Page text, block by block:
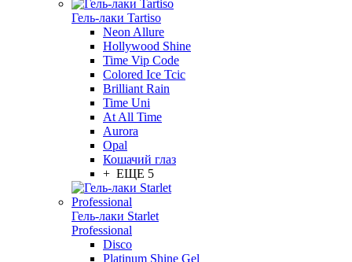
Гель-лаки Tartiso
Neon Allure
Hollywood Shine
Time Vip Code
Colored Ice Tcic
Brilliant Rain
Time Uni
At All Time
Aurora
Opal
Кошачий глаз
+ ЕЩЕ 5
Гель-лаки Starlet
Professional
Disco
Platinum Shine Gel